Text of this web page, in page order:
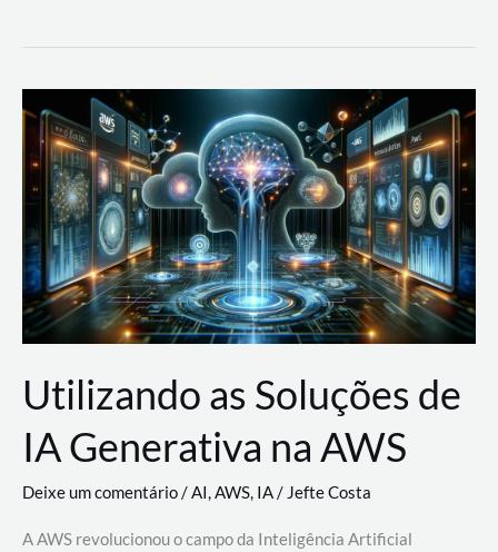
um
com
AWS
Utilizando as Soluções de
IA Generativa na AWS
Deixe um comentário/AI,AWS, IA/Jefte Costa
A AWS revolucionou o campo da Inteligência Artificial